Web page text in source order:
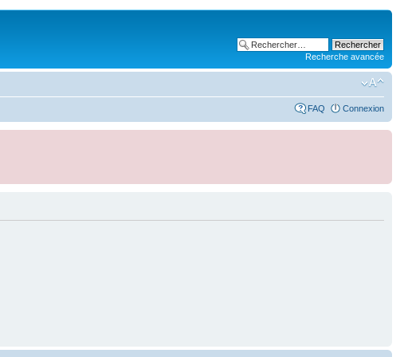
Recherche avancée
FAQ Connexion